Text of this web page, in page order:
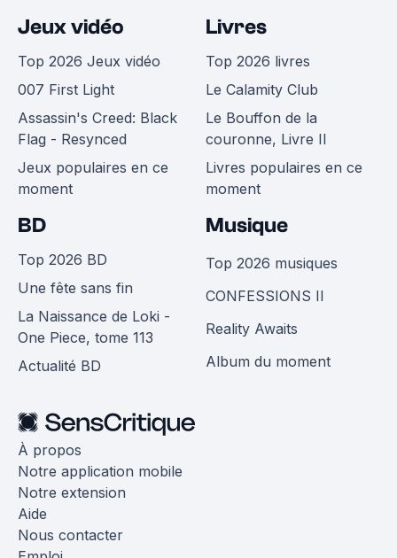
Jeux vidéo
Top 2026 Jeux vidéo
007 First Light
Assassin's Creed: Black
Flag - Resynced
Jeux populaires en ce
moment
Livres
Top 2026 livres
Le Calamity Club
Le Bouffon de la
couronne, Livre II
Livres populaires en ce
moment
BD
Top 2026 BD
Une fête sans fin
La Naissance de Loki -
One Piece, tome 113
Actualité BD
Musique
Top 2026 musiques
CONFESSIONS II
Reality Awaits
Album du moment
À propos
Notre application mobile
Notre extension
Aide
Nous contacter